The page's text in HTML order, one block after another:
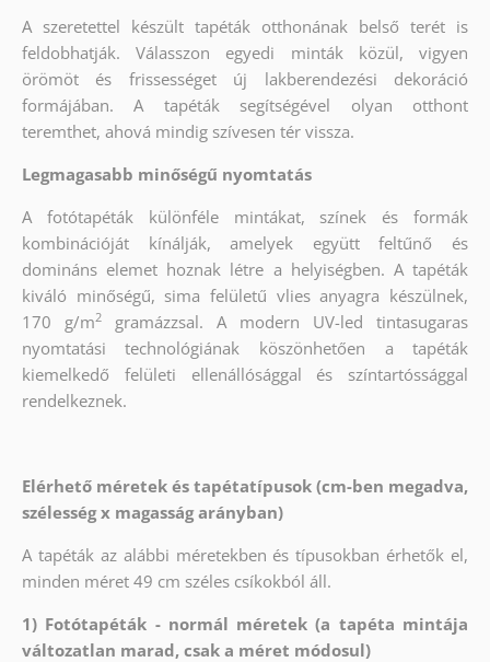
A szeretettel készült tapéták otthonának belső terét is
feldobhatják. Válasszon egyedi minták közül, vigyen
örömöt és frissességet új lakberendezési dekoráció
formájában. A tapéták segítségével olyan otthont
teremthet, ahová mindig szívesen tér vissza.
Legmagasabb minőségű nyomtatás
A fotótapéták különféle mintákat, színek és formák
kombinációját kínálják, amelyek együtt feltűnő és
domináns elemet hoznak létre a helyiségben. A tapéták
kiváló minőségű, sima felületű vlies anyagra készülnek,
170 g/m2
gramázzsal. A modern UV-led tintasugaras
nyomtatási technológiának köszönhetően a tapéták
kiemelkedő felületi ellenállósággal és színtartóssággal
rendelkeznek.
Elérhető méretek és tapétatípusok (cm-ben megadva,
szélesség x magasság arányban)
A tapéták az alábbi méretekben és típusokban érhetők el,
minden méret 49 cm széles csíkokból áll.
1) Fotótapéták - normál méretek (a tapéta mintája
változatlan marad, csak a méret módosul)